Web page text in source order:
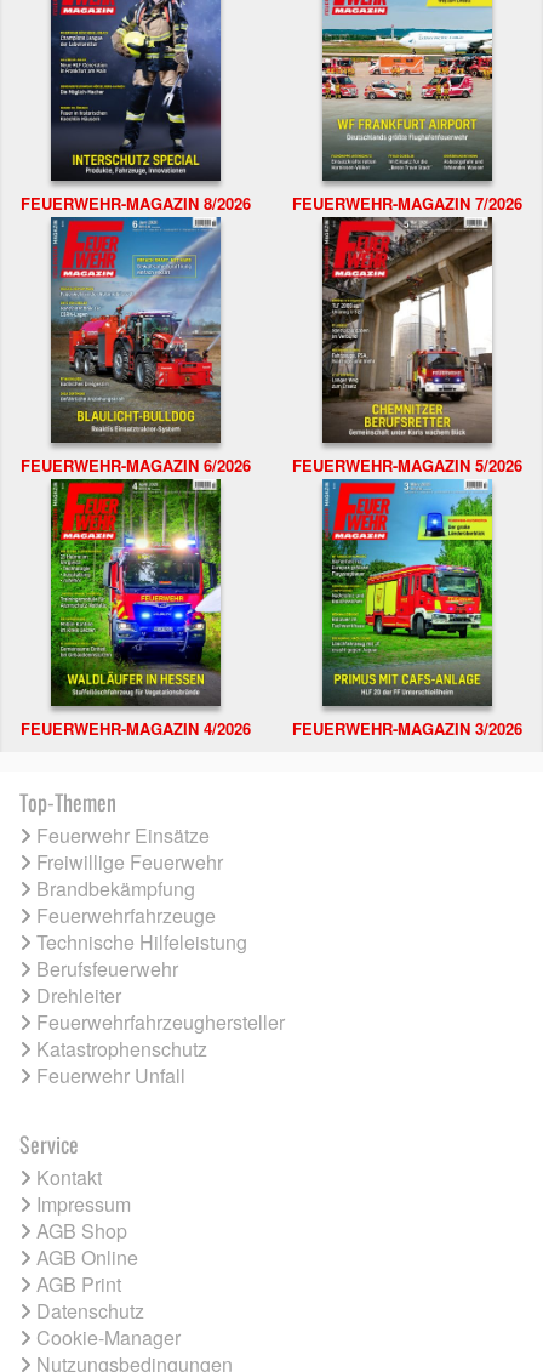
FEUERWEHR-MAGAZIN 8/2026 FEUERWEHR-MAGAZIN 7/2026
FEUERWEHR-MAGAZIN 6/2026 FEUERWEHR-MAGAZIN 5/2026
FEUERWEHR-MAGAZIN 4/2026 FEUERWEHR-MAGAZIN 3/2026
Top-Themen
Feuerwehr Einsätze
Freiwillige Feuerwehr
Brandbekämpfung
Feuerwehrfahrzeuge
Technische Hilfeleistung
Berufsfeuerwehr
Drehleiter
Feuerwehrfahrzeughersteller
Katastrophenschutz
Feuerwehr Unfall
Service
Kontakt
Impressum
AGB Shop
AGB Online
AGB Print
Datenschutz
Cookie-Manager
Nutzungsbedingungen